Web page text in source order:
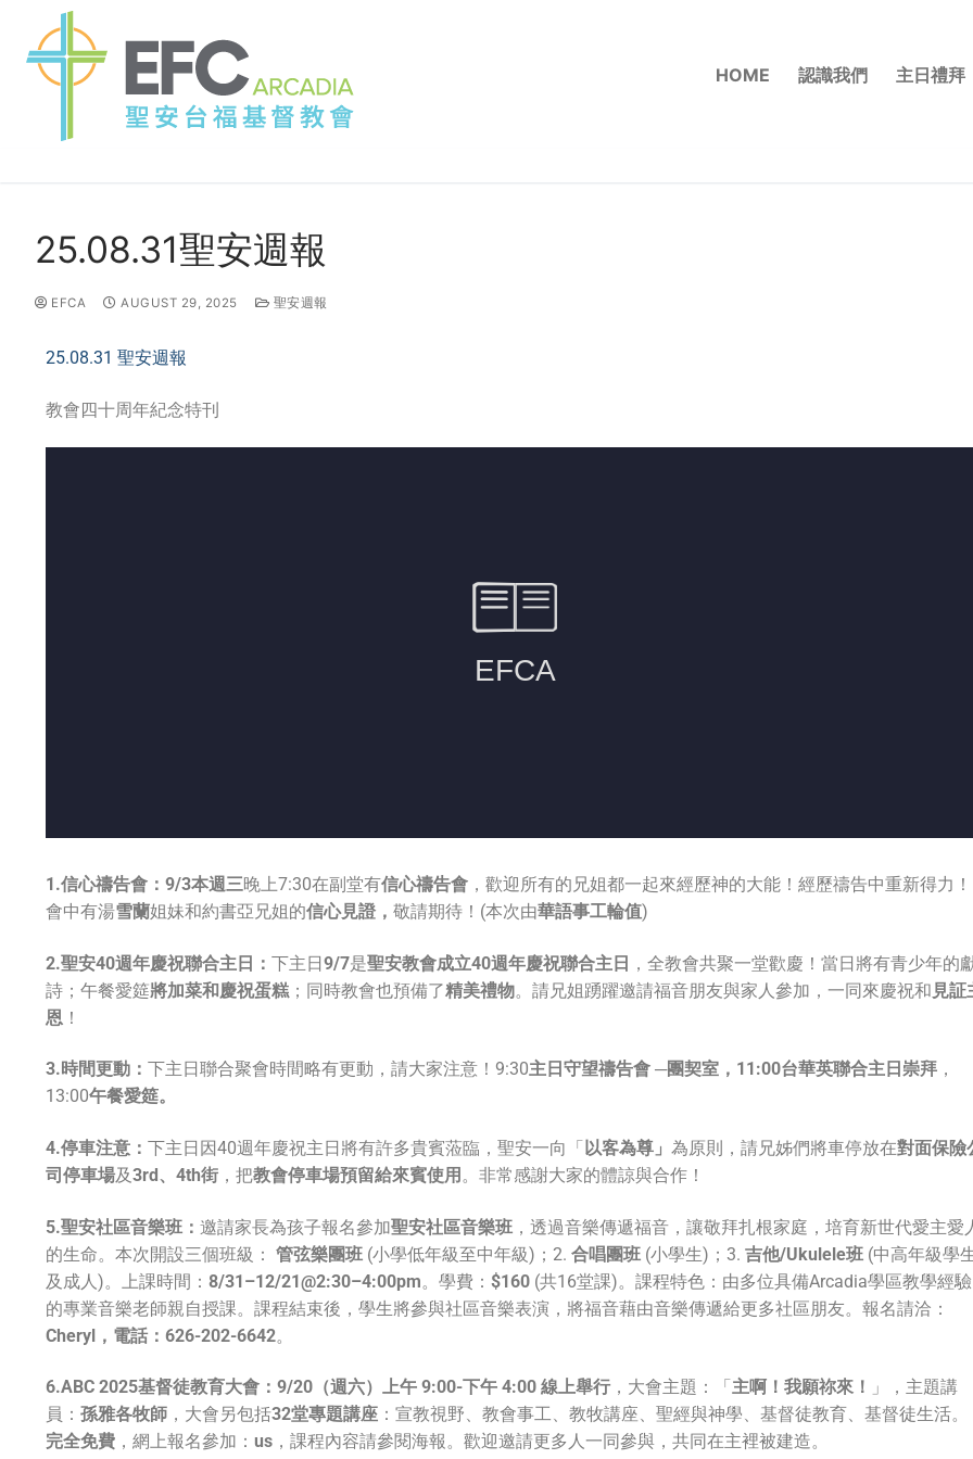
HOME 認識我們 主日禮拜
25.08.31聖安週報
EFCA AUGUST 29, 2025 聖安週報
25.08.31 聖安週報
教會四十周年紀念特刊
1.信心禱告會： 9/3本週三晚上7:30在副堂有信心禱告會 ，歡迎所有的兄姐都一起來經歷神的大能！經歷禱告中重新得力！
會中有湯雪蘭姐妹和約書亞兄姐的信心見證， 敬請期待！(本次由華語事工輪值)
2.聖安40週年慶祝聯合主日： 下主日9/7是聖安教會成立40週年慶祝聯合主日 ，全教會共聚一堂歡慶！當日將有青少年的
詩；午餐愛筵將加菜和慶祝蛋糕 ；同時教會也預備了精美禮物。請兄姐踴躍邀請福音朋友與家人參加，一同來慶祝和 見証
恩 ！
3.時間更動： 下主日聯合聚會時間略有更動，請大家注意！9:30主日守望禱告會 ─團契室，11:00台華英聯合主日崇拜 ，
13:00午餐愛筵。
4.停車注意： 下主日因40週年慶祝主日將有許多貴賓蒞臨，聖安一向「 以客為尊」 為原則，請兄姊們將車停放在對面保險
司停車場及3rd、4th街 ，把教會停車場預留給來賓使用 。非常感謝大家的體諒與合作！
5.聖安社區音樂班： 邀請家長為孩子報名參加聖安社區音樂班 ，透過音樂傳遞福音，讓敬拜扎根家庭，培育新世代愛主愛
的生命。本次開設三個班級： 管弦樂團班 (小學低年級至中年級)；2. 合唱團班 (小學生)；3. 吉他/Ukulele班 (中高年級學
及成人)。上課時間： 8/31–12/21@2:30–4:00pm。學費： $160 (共16堂課)。課程特色：由多位具備Arcadia學區教學經驗
的專業音樂老師親自授課。課程結束後，學生將參與社區音樂表演，將福音藉由音樂傳遞給更多社區朋友。報名請洽：
Cheryl，電話：626-202-6642。
6.ABC 2025基督徒教育大會： 9/20（週六）上午 9:00-下午 4:00 線上舉行 ，大會主題：「主啊！我願祢來！
」，主題講
員： 孫雅各牧師 ，大會另包括32堂專題講座 ：宣教視野、教會事工、教牧講座、聖經與神學、基督徒教育、基督徒生活。
完全免費 ，網上報名參加： us ，課程內容請參閱海報。歡迎邀請更多人一同參與，共同在主裡被建造。